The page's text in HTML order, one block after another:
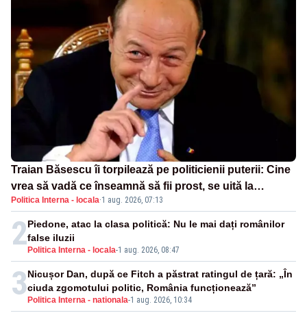
Traian Băsescu îi torpilează pe politicienii puterii: Cine
vrea să vadă ce înseamnă să fii prost, se uită la
România
Politica Interna - locala·1 aug. 2026, 07:13
2 Politica Interna - locala-1 aug. 2026, 08:47
Piedone, atac la clasa politică: Nu le mai dați românilor
false iluzii
3 Politica Interna - nationala-1 aug. 2026, 10:34
Nicușor Dan, după ce Fitch a păstrat ratingul de țară: „În
ciuda zgomotului politic, România funcționează”